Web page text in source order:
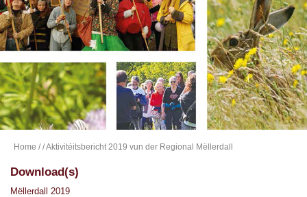
Home // Aktivitéitsbericht 2019 vun der Regional Mëllerdall
Download(s)
Mëllerdall 2019